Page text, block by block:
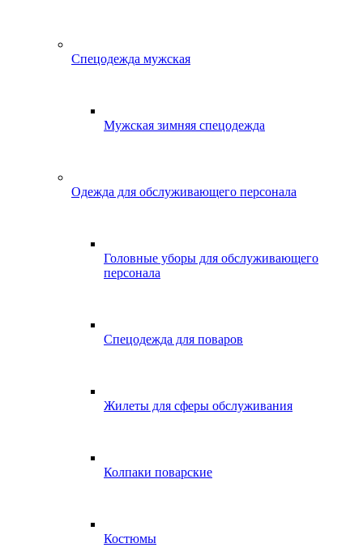
Спецодежда мужская
Мужская зимняя спецодежда
Одежда для обслуживающего персонала
Головные уборы для обслуживающего
персонала
Спецодежда для поваров
Жилеты для сферы обслуживания
Колпаки поварские
Костюмы